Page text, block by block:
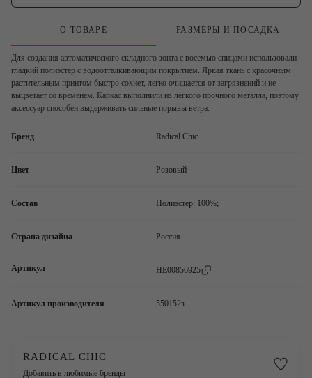
О ТОВАРЕ РАЗМЕРЫ И ПОСАДКА
Для создания автоматического складного зонта с восемью спицами использовали
гладкий полиэстер с водоотталкивающим покрытием. Яркая ткань с красочным
растительным принтом быстро сохнет, легко очищается от загрязнений и не
выцветает со временем. Каркас выполнили из легкого прочного металла, поэтому
аксессуар способен выдерживать сильные порывы ветра.
Бренд Radical Chic
Цвет Розовый
Состав Полиэстер: 100%;
Страна дизайна Россия
Артикул HE00856925
Артикул производителя 550152з
RADICAL CHIC
Добавить в любимые бренды